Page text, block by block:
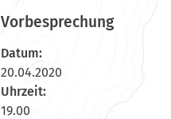
Vorbesprechung
Datum:
20.04.2020
Uhrzeit:
19.00